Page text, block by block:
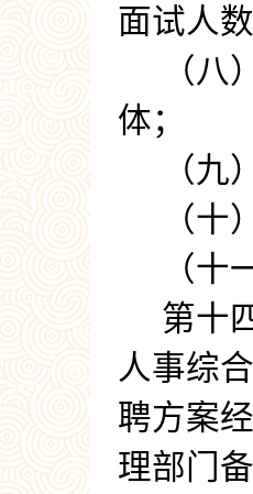
面试人
（
体；
（
（
（
第十
人事综
聘方案
理部门